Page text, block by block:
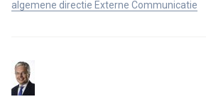
algemene directie Externe Communicatie